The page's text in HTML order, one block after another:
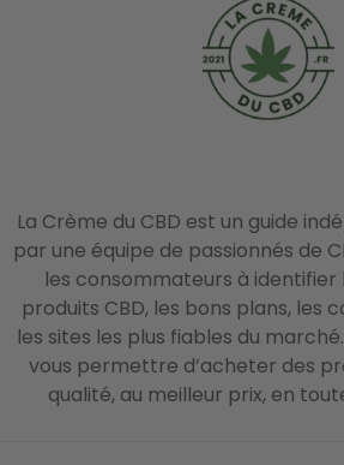
La Crème du CBD est un guide
par une équipe de passionnés de
les consommateurs à identifier
produits CBD, les bons plans, les
les sites les plus fiables du
vous permettre d’acheter des
qualité, au meilleur prix, en